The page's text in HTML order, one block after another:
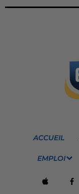
ACCUEIL
EMPLOI